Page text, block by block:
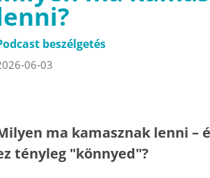
beszélgetés
06-03
ma kamasznak lenni –
tényleg "könnyed"?